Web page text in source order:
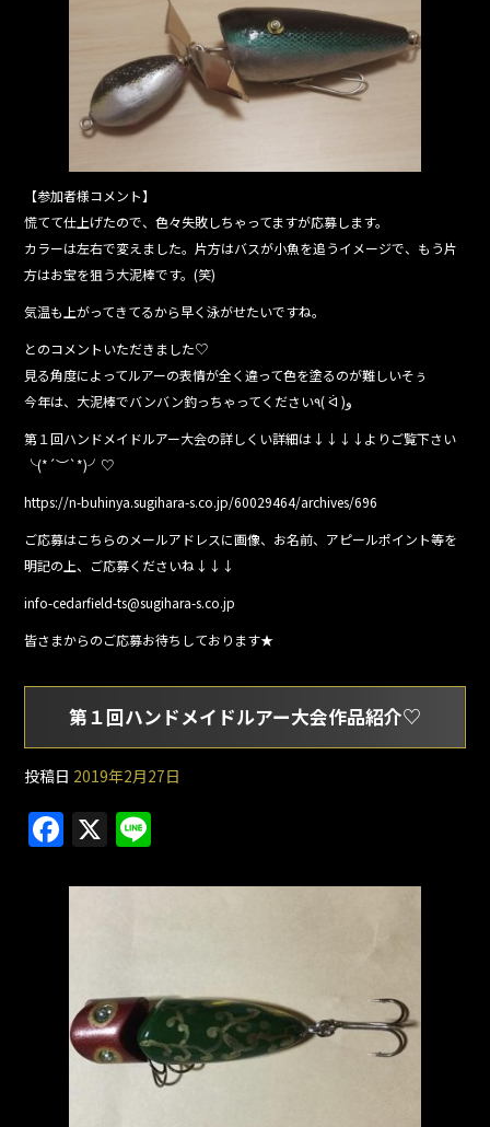
【参加者様コメント】
慌てて仕上げたので、色々失敗しちゃってますが応募します。
カラーは左右で変えました。片方はバスが小魚を追うイメージで、もう片
方はお宝を狙う大泥棒です。(笑)
気温も上がってきてるから早く泳がせたいですね。
とのコメントいただきました♡
見る角度によってルアーの表情が全く違って色を塗るのが難しいそぅ
今年は、大泥棒でバンバン釣っちゃってください٩( ᐛ )و
第１回ハンドメイドルアー大会の詳しくい詳細は↓↓↓↓よりご覧下さい
╰(*´︶`*)╯♡
https://n-buhinya.sugihara-s.co.jp/60029464/archives/696
ご応募はこちらのメールアドレスに画像、お名前、アピールポイント等を
明記の上、ご応募くださいね↓↓↓
info-cedarfield-ts@sugihara-s.co.jp
皆さまからのご応募お待ちしております★
第１回ハンドメイドルアー大会作品紹介♡
投稿日 2019年2月27日
F
a
c
o
o
k
X
e